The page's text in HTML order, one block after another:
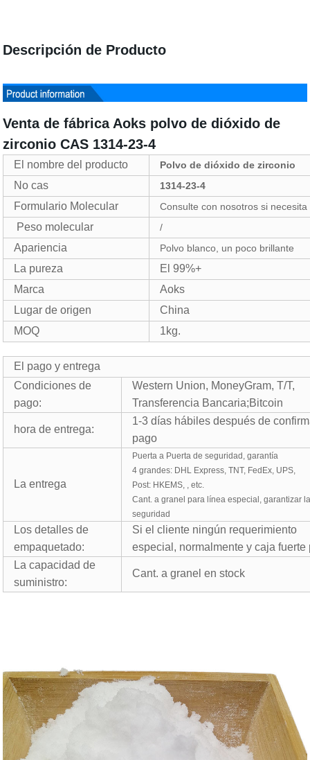
Descripción de Producto
Venta de fábrica Aoks polvo de dióxido de
zirconio CAS 1314-23-4
El nombre del producto Polvo de dióxido de zirconio
No cas 1314-23-4
Formulario Molecular Consulte con nosotros si necesita
Peso molecular /
Apariencia Polvo blanco, un poco brillante
La pureza
El 99%+
Marca
Aoks
Lugar de origen
China
MOQ
1kg.
El pago y entrega
Condiciones de
pago:
Western Union, MoneyGram, T/T,
Transferencia Bancaria;Bitcoin
hora de entrega:
1-3 días hábiles después de
pago
La entrega
Puerta a Puerta de seguridad, garantía
4 grandes: DHL Express, TNT, FedEx, UPS,
Post: HKEMS, , etc.
Cant. a granel para línea especial, garantizar
seguridad
Los detalles de
empaquetado:
Si el cliente ningún requerimiento
especial, normalmente y caja fuerte
La capacidad de
suministro:
Cant. a granel en stock